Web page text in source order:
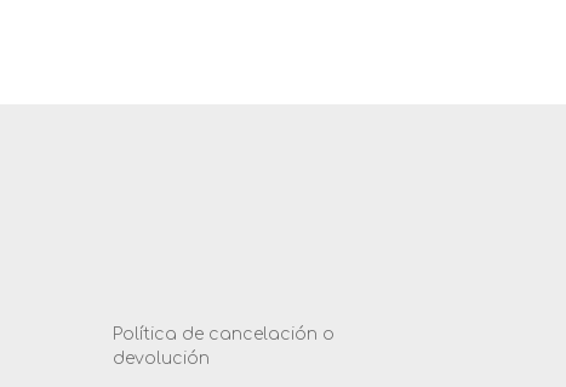
Política de cancelación o
devolución